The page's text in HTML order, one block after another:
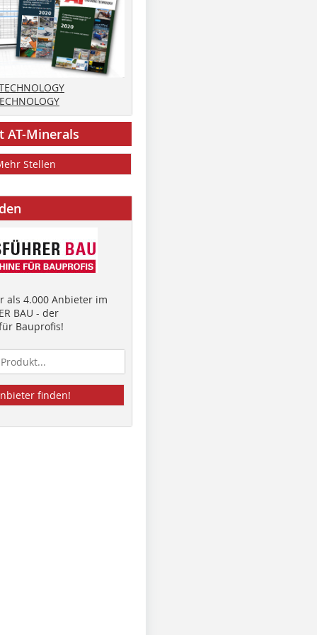
AT-Minerals
Stellen
als 4.000 Anbieter im
BAU - der
Bauprofis!
finden!